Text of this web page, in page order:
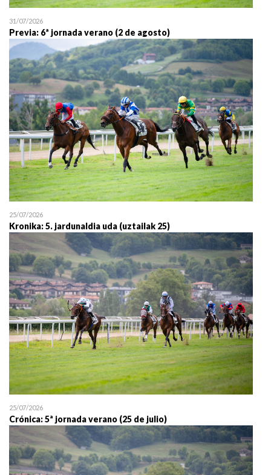
31/07/2026
Previa: 6ª jornada verano (2 de agosto)
25/07/2026
Kronika: 5. jardunaldia uda (uztailak 25)
25/07/2026
Crónica: 5ª jornada verano (25 de julio)